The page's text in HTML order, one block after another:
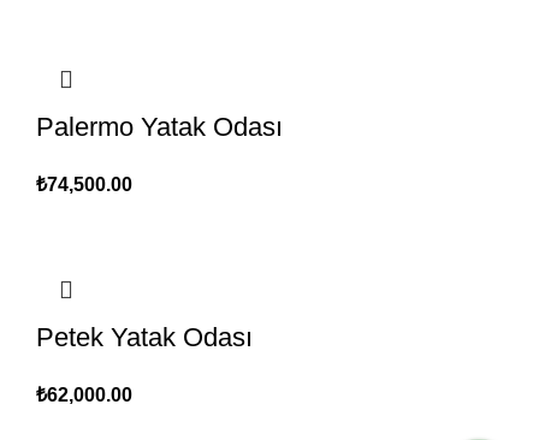
Palermo Yatak Odası
₺74,500.00
Petek Yatak Odası
₺62,000.00